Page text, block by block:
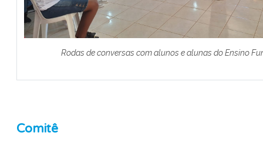
Rodas de conversas com alunos e alunas do Ensino
Comitê